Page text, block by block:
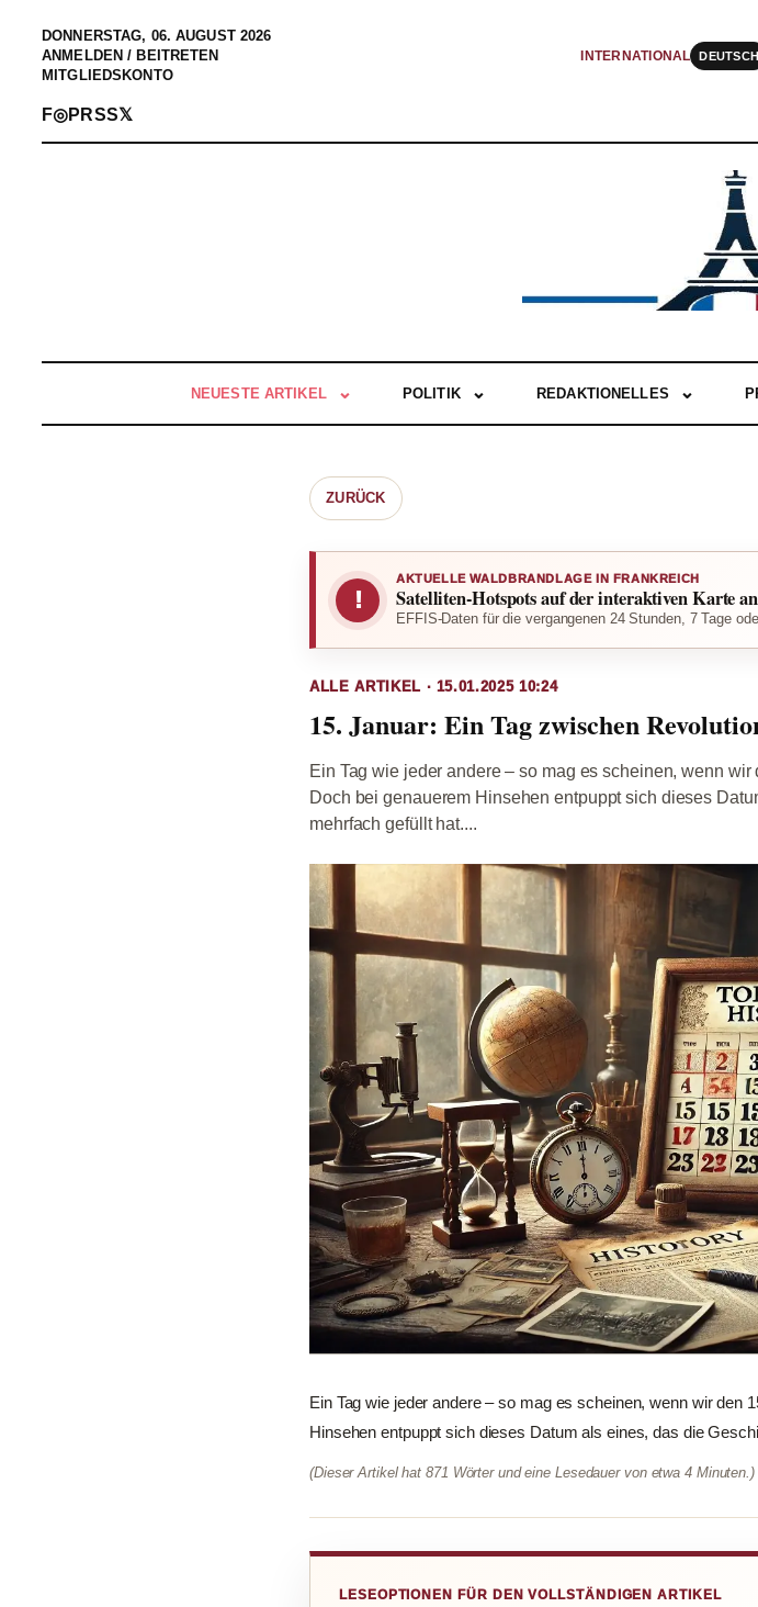
DONNERSTAG, 06. AUGUST 2026
ANMELDEN / BEITRETEN
MITGLIEDSKONTO
INTERNATIONAL DEUTSCH
F◎PRSS𝕏
NEUESTE ARTIKEL POLITIK REDAKTIONELLES
ZURÜCK
!
AKTUELLE WALDBRANDLAGE IN FRANKREICH
Satelliten-Hotspots auf der interaktiven Karte
EFFIS-Daten für die vergangenen 24 Stunden, 7 Tage
ALLE ARTIKEL · 15.01.2025 10:24
15. Januar: Ein Tag zwischen
Ein Tag wie jeder andere – so mag es scheinen, wenn
Doch bei genauerem Hinsehen entpuppt sich dieses
mehrfach gefüllt hat....
Ein Tag wie jeder andere – so mag es scheinen, wenn wir den
Hinsehen entpuppt sich dieses Datum als eines, das die
(Dieser Artikel hat 871 Wörter und eine Lesedauer von etwa 4 Minuten.)
LESEOPTIONEN FÜR DEN VOLLSTÄNDIGEN ARTIKEL